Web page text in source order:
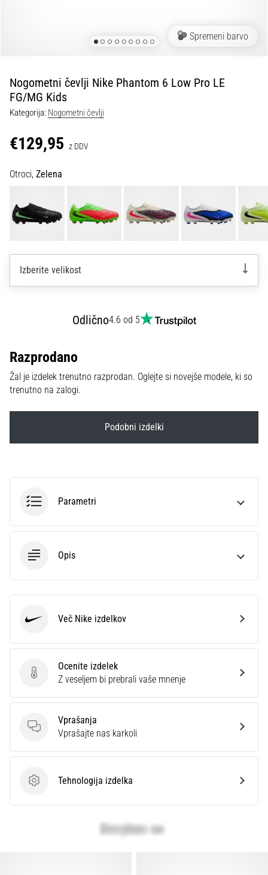
dotik
|
11teamsports
1. 7. 2025
1 min. branja
for
More
ženski
dresi
kopačkami
znamk
PUMA.
tekme,
in…
vse
članke
Spremeni barvo
Nogometni čevlji Nike Phantom 6 Low Pro LE
FG/MG Kids
Kategorija: Nogometni čevlji
€129,95 z DDV
Otroci, Zelena
Izberite velikost
Odlično4.6 od 5
Razprodano
Žal je izdelek trenutno razprodan. Oglejte si novejše modele, ki so
trenutno na zalogi.
Podobni izdelki
Parametri
Opis
Ocenite izdelek
Ocenite izdelek
Z veseljem bi prebrali vaše mnenje
Vprašanja
Vprašanja
Vprašajte nas karkoli
Tehnologija izdelka
Tehnologija izdelka
Nike Več Nike izdelkov